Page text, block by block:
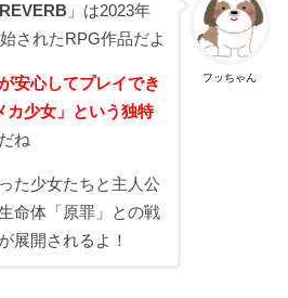
フッちゃん
」は2023年
されたRPG作品だよ
安心してプレイでき
カ少女」という独特
ね
た少女たちと主人公
命体「原罪」との戦
展開されるよ！